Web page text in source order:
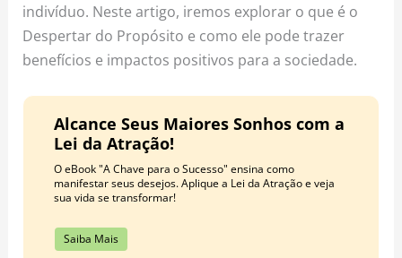
indivíduo. Neste artigo, iremos explorar o que é o
Despertar do Propósito e como ele pode trazer
benefícios e impactos positivos para a sociedade.
Alcance Seus Maiores Sonhos com a
Lei da Atração!
O eBook "A Chave para o Sucesso" ensina como
manifestar seus desejos. Aplique a Lei da Atração e veja
sua vida se transformar!
Saiba Mais